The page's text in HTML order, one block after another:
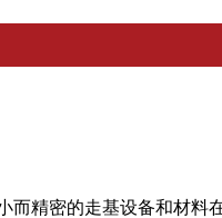
而精密的走基设备和材料